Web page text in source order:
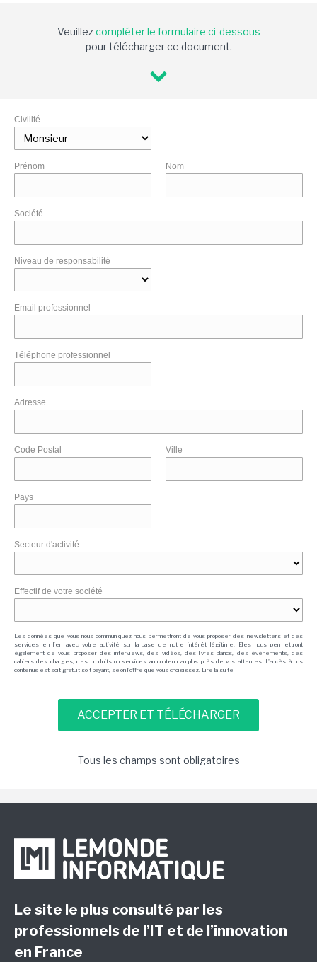
Veuillezcompléter le formulaire ci-dessous
pour télécharger ce document.
Civilité
Prénom Nom
Société
Niveau de responsabilité
Email professionnel
Téléphone professionnel
Adresse
Code Postal Ville
Pays
Secteur d'activité
Effectif de votre société
Les données que vous nous communiquez nous permettront de vous proposer des newsletters et des
services en lien avec votre activité sur la base de notre intérêt légitime. Elles nous permettront
également de vous proposer des interviews, des vidéos, des livres blancs, des événements, des
cahiers des charges, des produits ou services au contenu au plus près de vos attentes. L'accès à nos
contenus est soit gratuit soit payant, selon l'offre que vous choisissez. Lire la suite
Tous les champs sont obligatoires
Le site le plus consulté par les
professionnels de l’IT et de l’innovation
en France